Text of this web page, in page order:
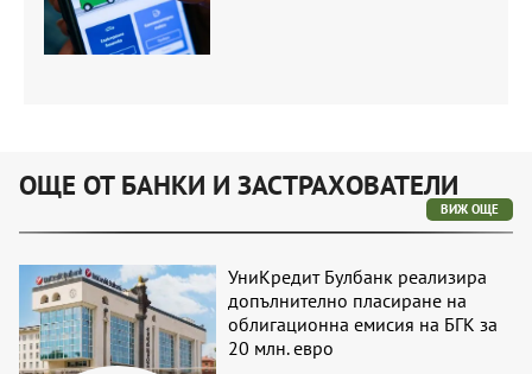
ОЩЕ ОТ БАНКИ И ЗАСТРАХОВАТЕЛИ
ВИЖ ОЩЕ
УниКредит Булбанк реализира
допълнително пласиране на
облигационна емисия на БГК за
20 млн. евро